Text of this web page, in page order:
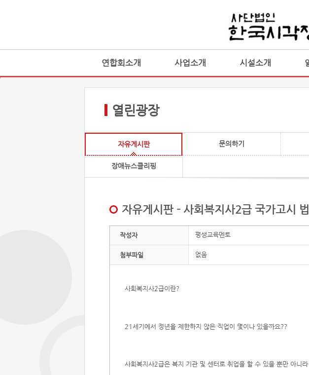
연합회소개 사업소개 시설소개
열린광장
자유게시판 문의하기
장애뉴스클리핑
자유게시판 - 사회복지사2급 국가고시
작성자 평생교육멘토
첨부파일 없음
사회복지사2급이란?
21세기에서 정년을 제한하지 않은 직업이 몇이나 있을까요??
사회복지사2급은 복지 기관 및 센터로 취업을 할 수 있을 뿐만 아니